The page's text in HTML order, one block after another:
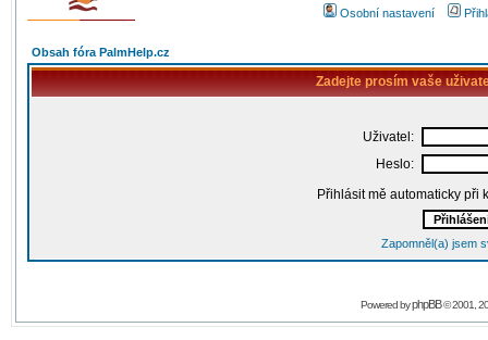
Osobní nastavení
Obsah fóra PalmHelp.cz
Zadejte prosím vaše
Uživatel:
Heslo:
Přihlásit mě automaticky při
Zapomněl(a) jsem
Powered byphpBB© 2001,